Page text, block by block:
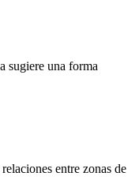
sugiere una forma
entre zonas de